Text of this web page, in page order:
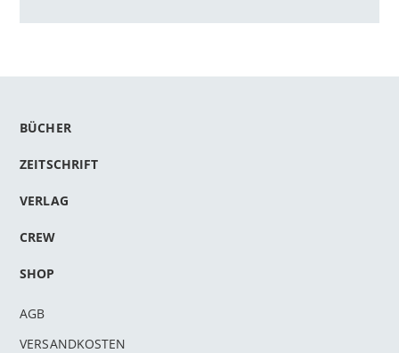
BÜCHER
ZEITSCHRIFT
VERLAG
CREW
SHOP
AGB
VERSANDKOSTEN